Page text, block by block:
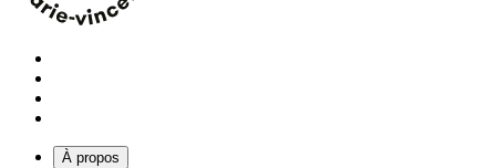
À propos